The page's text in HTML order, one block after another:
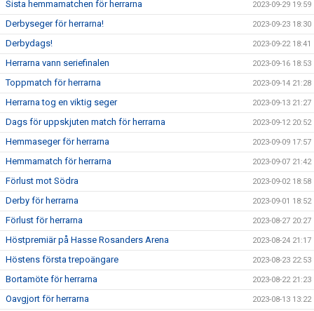
Sista hemmamatchen för herrarna 2023-09-29 19:59
Derbyseger för herrarna! 2023-09-23 18:30
Derbydags! 2023-09-22 18:41
Herrarna vann seriefinalen 2023-09-16 18:53
Toppmatch för herrarna 2023-09-14 21:28
Herrarna tog en viktig seger 2023-09-13 21:27
Dags för uppskjuten match för herrarna 2023-09-12 20:52
Hemmaseger för herrarna 2023-09-09 17:57
Hemmamatch för herrarna 2023-09-07 21:42
Förlust mot Södra 2023-09-02 18:58
Derby för herrarna 2023-09-01 18:52
Förlust för herrarna 2023-08-27 20:27
Höstpremiär på Hasse Rosanders Arena 2023-08-24 21:17
Höstens första trepoängare 2023-08-23 22:53
Bortamöte för herrarna 2023-08-22 21:23
Oavgjort för herrarna 2023-08-13 13:22